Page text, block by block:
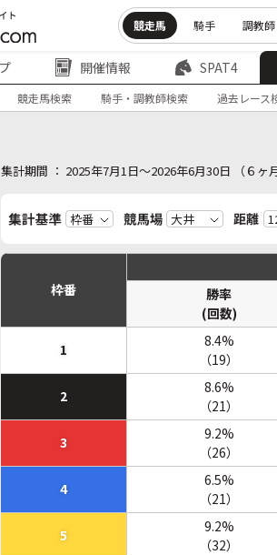
競走馬 騎手 調教師
開催情報 SPAT4
競走馬検索 騎手・調教師検索 過去レース
集計期間 ： 2025年7月1日～2026年6月30日 （６ヶ
枠番
勝率
(回数)
1
8.4%
（19）
2
8.6%
（21）
3
9.2%
（26）
4
6.5%
（21）
5
9.2%
（32）